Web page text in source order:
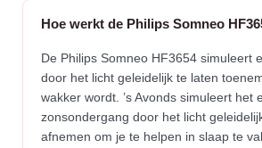
Hoe werkt de Philips Somneo
De Philips Somneo HF3654 simuleert
door het licht geleidelijk te laten
wakker wordt. ’s Avonds simuleert het
zonsondergang door het licht
afnemen om je te helpen in slaap te